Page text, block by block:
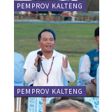
PEMPROV KALTENG
PEMPROV KALTENG